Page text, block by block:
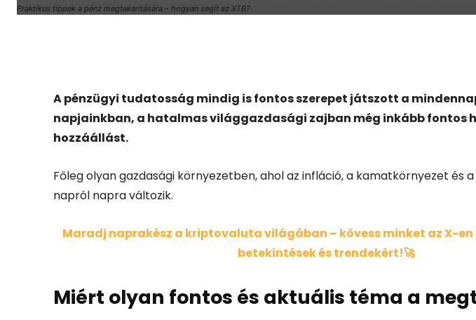
Praktikus tippek a pénz megtakarítására – hogyan segít az XTB?
A pénzügyi tudatosság mindig is fontos szerepet játszott a
napjainkban, a hatalmas világgazdasági zajban még inkább fontos
hozzáállást.
Főleg olyan gazdasági környezetben, ahol az infláció, a kamatkörnyezet és
napról napra változik.
Maradj naprakész a kriptovaluta világában – kövess minket az X-
betekintések és trendekért!🚀
Miért olyan fontos és aktuális téma a